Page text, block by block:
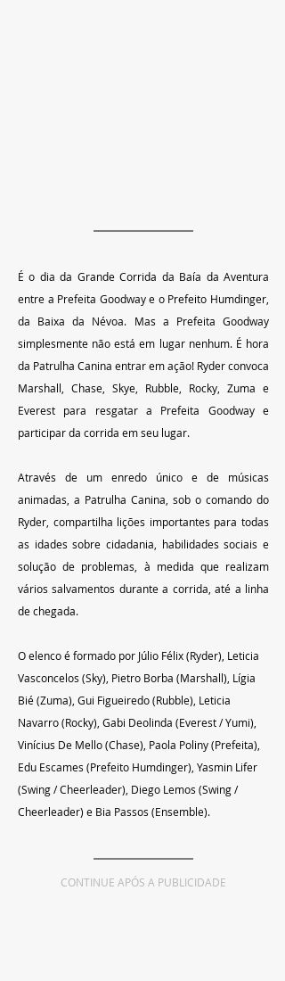
É o dia da Grande Corrida da Baía da Aventura
entre a Prefeita Goodway e o Prefeito Humdinger,
da Baixa da Névoa. Mas a Prefeita Goodway
simplesmente não está em lugar nenhum. É hora
da Patrulha Canina entrar em ação! Ryder convoca
Marshall, Chase, Skye, Rubble, Rocky, Zuma e
Everest para resgatar a Prefeita Goodway e
participar da corrida em seu lugar.
Através de um enredo único e de músicas
animadas, a Patrulha Canina, sob o comando do
Ryder, compartilha lições importantes para todas
as idades sobre cidadania, habilidades sociais e
solução de problemas, à medida que realizam
vários salvamentos durante a corrida, até a linha
de chegada.
O elenco é formado por Júlio Félix (Ryder), Leticia
Vasconcelos (Sky), Pietro Borba (Marshall), Lígia
Bié (Zuma), Gui Figueiredo (Rubble), Leticia
Navarro (Rocky), Gabi Deolinda (Everest / Yumi),
Vinícius De Mello (Chase), Paola Poliny (Prefeita),
Edu Escames (Prefeito Humdinger), Yasmin Lifer
(Swing / Cheerleader), Diego Lemos (Swing /
Cheerleader) e Bia Passos (Ensemble).
CONTINUE APÓS A PUBLICIDADE